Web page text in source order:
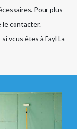
Pour plus
le contacter.
vous êtes à Fayl La